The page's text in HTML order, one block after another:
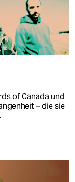
of Canada und
– die sie